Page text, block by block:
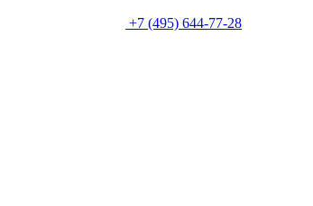
+7 (495) 644-77-28